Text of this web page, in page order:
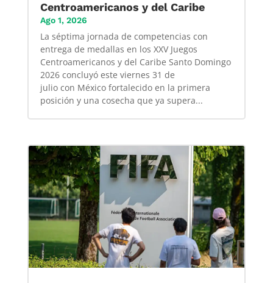
Centroamericanos y del Caribe
Ago 1, 2026
La séptima jornada de competencias con
entrega de medallas en los XXV Juegos
Centroamericanos y del Caribe Santo Domingo
2026 concluyó este viernes 31 de
julio con México fortalecido en la primera
posición y una cosecha que ya supera...